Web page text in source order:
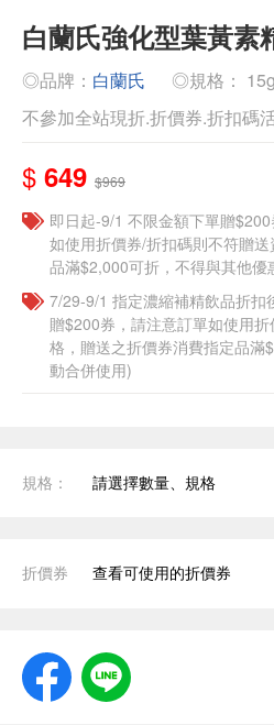
白蘭氏強化型葉黃素
◎品牌： 白蘭氏
◎規格：
不參加全站現折.折價券.折扣碼
$ 649 $969
即日起-9/1 不限金額下單贈
如使用折價券/折扣碼則不符贈
品滿$2,000可折，不得與其他優
7/29-9/1 指定濃縮補精飲品​折
贈$200券，請注意訂單如使用
格，贈送之折價券消費指定品
動合併使用)
規格： 請選擇數量、規格
折價券 查看可使用的折價券